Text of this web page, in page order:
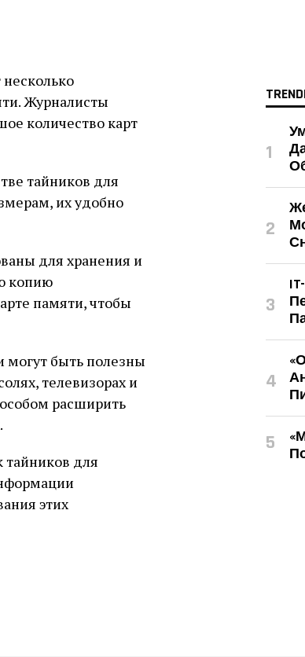
несколько
Журналисты
количество карт
тайников для
их удобно
для хранения и
копию
памяти, чтобы
могут быть полезны
телевизорах и
расширить
тайников для
этих